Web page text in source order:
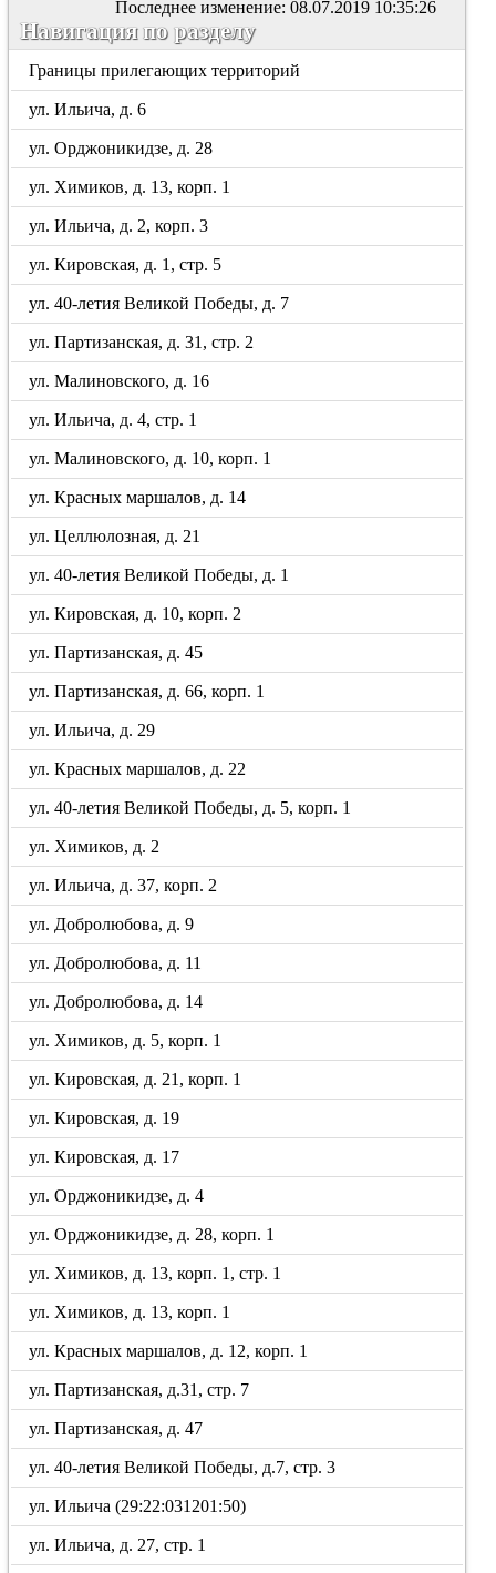
Последнее изменение: 08.07.2019 10:35:26
Навигация по разделу
Границы прилегающих территорий
ул. Ильича, д. 6
ул. Орджоникидзе, д. 28
ул. Химиков, д. 13, корп. 1
ул. Ильича, д. 2, корп. 3
ул. Кировская, д. 1, стр. 5
ул. 40-летия Великой Победы, д. 7
ул. Партизанская, д. 31, стр. 2
ул. Малиновского, д. 16
ул. Ильича, д. 4, стр. 1
ул. Малиновского, д. 10, корп. 1
ул. Красных маршалов, д. 14
ул. Целлюлозная, д. 21
ул. 40-летия Великой Победы, д. 1
ул. Кировская, д. 10, корп. 2
ул. Партизанская, д. 45
ул. Партизанская, д. 66, корп. 1
ул. Ильича, д. 29
ул. Красных маршалов, д. 22
ул. 40-летия Великой Победы, д. 5, корп. 1
ул. Химиков, д. 2
ул. Ильича, д. 37, корп. 2
ул. Добролюбова, д. 9
ул. Добролюбова, д. 11
ул. Добролюбова, д. 14
ул. Химиков, д. 5, корп. 1
ул. Кировская, д. 21, корп. 1
ул. Кировская, д. 19
ул. Кировская, д. 17
ул. Орджоникидзе, д. 4
ул. Орджоникидзе, д. 28, корп. 1
ул. Химиков, д. 13, корп. 1, стр. 1
ул. Химиков, д. 13, корп. 1
ул. Красных маршалов, д. 12, корп. 1
ул. Партизанская, д.31, стр. 7
ул. Партизанская, д. 47
ул. 40-летия Великой Победы, д.7, стр. 3
ул. Ильича (29:22:031201:50)
ул. Ильича, д. 27, стр. 1